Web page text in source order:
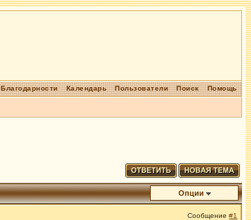
Помощь
Поиск
Пользователи
Календарь
Благодарности
Опции
Сообщение#1